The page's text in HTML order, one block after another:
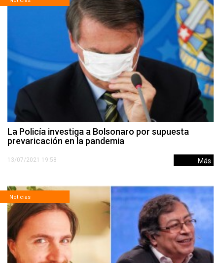
La Policía investiga a Bolsonaro por supuesta
prevaricación en la pandemia
13/07/2021 19:58 Más
Noticias